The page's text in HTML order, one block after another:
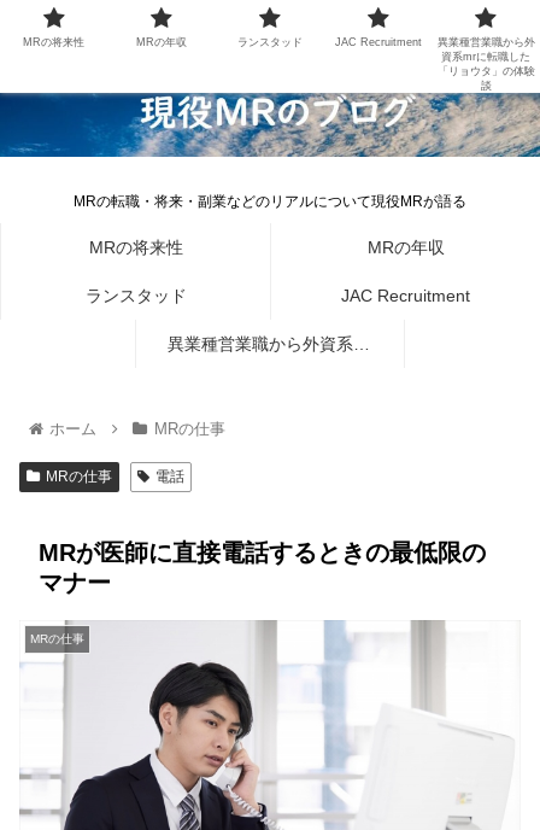
MRの転職・将来・副業などのリアルについて現役MRが語る
MRの将来性 MRの年収
ランスタッド JAC Recruitment
異業種営業職から外資系mr
ホーム MRの仕事
MRの仕事 電話
MRが医師に直接電話するときの最低限の
マナー
MRの仕事
MRの将来性 MRの年収 ランスタッド JAC Recruitment
異業種営業職から外
資系mrに転職した
「リョウタ」の体験
談